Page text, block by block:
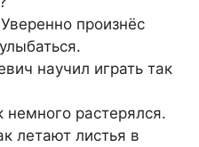
произнёс
научил играть так
paстерялся.
летают листья в